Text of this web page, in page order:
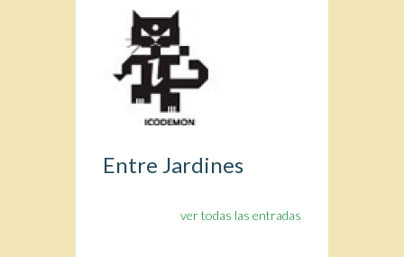
Entre Jardines
ver todas las entradas